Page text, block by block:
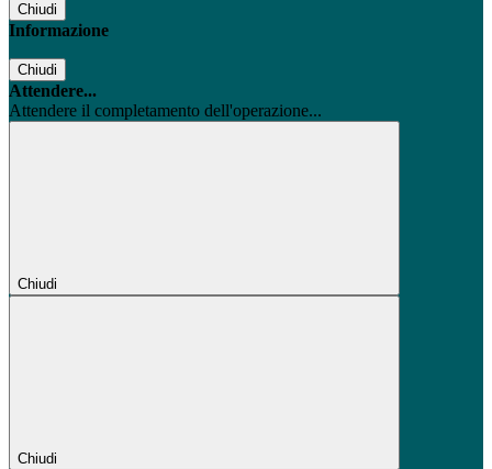
Chiudi
Informazione
Chiudi
Attendere...
Attendere il completamento dell'operazione...
Chiudi
Chiudi